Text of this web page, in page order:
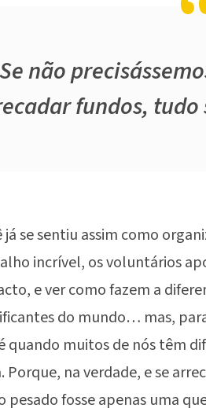
Se não
fundos,
já se sentiu assim como
incrível, os voluntários
e ver como fazem a
do mundo… mas,
quando muitos de nós têm
Porque, na verdade, e se
pesado fosse apenas uma